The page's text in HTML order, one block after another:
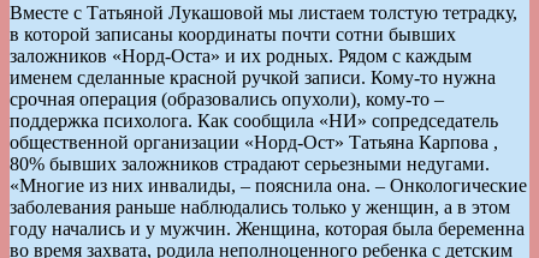
Вместе с Татьяной Лукашовой мы листаем толстую тетрадку,
в которой записаны координаты почти сотни бывших
заложников «Норд-Оста» и их родных. Рядом с каждым
именем сделанные красной ручкой записи. Кому-то нужна
срочная операция (образовались опухоли), кому-то –
поддержка психолога. Как сообщила «НИ» сопредседатель
общественной организации «Норд-Ост» Татьяна Карпова ,
80% бывших заложников страдают серьезными недугами.
«Многие из них инвалиды, – пояснила она. – Онкологические
заболевания раньше наблюдались только у женщин, а в этом
году начались и у мужчин. Женщина, которая была беременна
во время захвата, родила неполноценного ребенка с детским